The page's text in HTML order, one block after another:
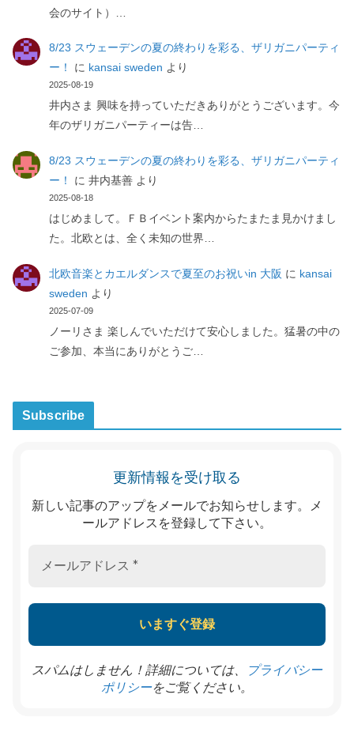
会のサイト）…
8/23 スウェーデンの夏の終わりを彩る、ザリガニパーティ
ー！
に kansai sweden より
2025-08-19
井内さま 興味を持っていただきありがとうございます。今
年のザリガニパーティーは告…
8/23 スウェーデンの夏の終わりを彩る、ザリガニパーティ
ー！
に 井内基善より
2025-08-18
はじめまして。ＦＢイベント案内からたまたま見かけまし
た。北欧とは、全く未知の世界…
北欧音楽とカエルダンスで夏至のお祝いin 大阪 に kansai
sweden より
2025-07-09
ノーリさま 楽しんでいただけて安心しました。猛暑の中の
ご参加、本当にありがとうご…
Subscribe
更新情報を受け取る
新しい記事のアップをメールでお知らせします。メ
ールアドレスを登録して下さい。
スパムはしません！詳細については、
プライバシー
ポリシーをご覧ください。